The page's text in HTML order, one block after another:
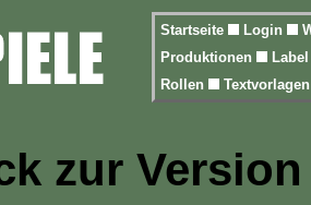
Startseite Login
Produktionen
Rollen
zur Version